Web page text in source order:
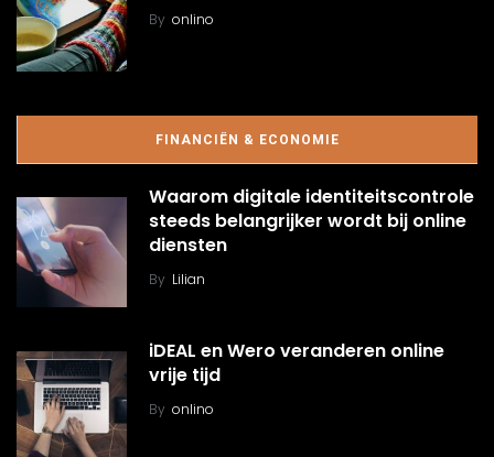
By onlino
FINANCIËN & ECONOMIE
Waarom digitale identiteitscontrole
steeds belangrijker wordt bij online
diensten
By Lilian
iDEAL en Wero veranderen online
vrije tijd
By onlino